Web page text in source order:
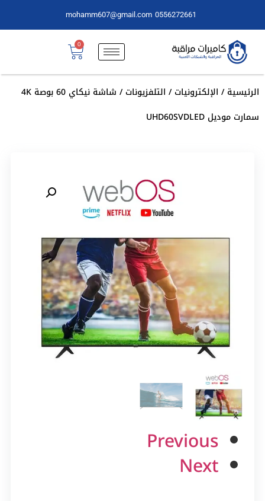
0556272661
mohamm607@gmail.com
0
الرئيسية/ الإلكترونيات/ التلفزيونات
/ شاشة نيكاي 60 بوصة 4K
سمارت موديل UHD60SVDLED
Previous
Next